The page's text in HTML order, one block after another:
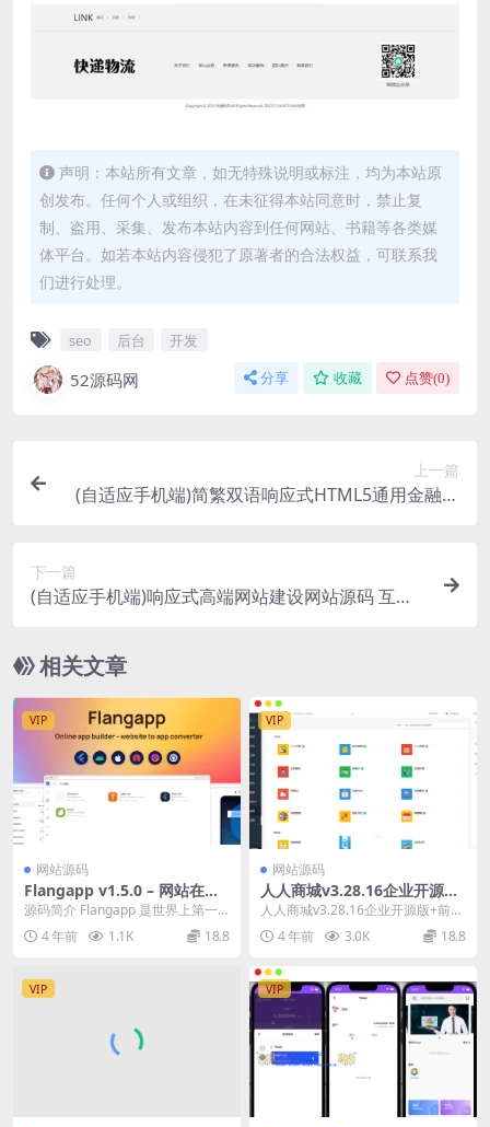
声明：本站所有文章，如无特殊说明或标注，均为本站原
创发布。任何个人或组织，在未征得本站同意时，禁止复
制、盗用、采集、发布本站内容到任何网站、书籍等各类媒
体平台。如若本站内容侵犯了原著者的合法权益，可联系我
们进行处理。
seo 后台 开发
52源码网 分享 收藏 点赞(0)
上一篇
(自适应手机端)简繁双语响应式HTML5通用金融资
下一篇
(自适应手机端)响应式高端网站建设网站源码 互联
相关文章
VIP
网站源码
Flangapp v1.5.0 – 网站在线
打包源码
源码简介 Flangapp 是世界上第一
个使用 SAAS 模型从网站创建应用
程序...4 年前 1.1K 18.8
VIP
网站源码
人人商城v3.28.16企业开源版
+前端
人人商城v3.28.16企业开源版+前端
全部插件企业开源端小程序源码修
复商家端...
4 年前 3.0K 18.8
VIP VIP